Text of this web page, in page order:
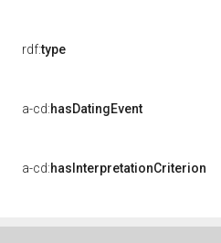
rdf:type
a-cd:hasDatingEvent
a-cd:hasInterpretationCriterion